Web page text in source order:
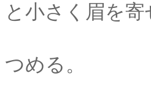
と小さく眉を
ように目
つめる。